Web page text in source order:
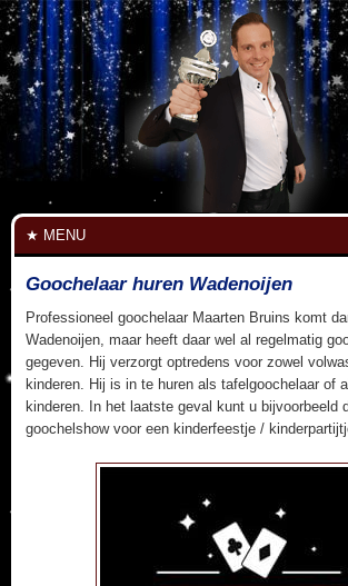
MENU
Goochelaar huren Wadenoijen
Professioneel goochelaar Maarten Bruins komt
Wadenoijen, maar heeft daar wel al regelmatig
gegeven. Hij verzorgt optredens voor zowel
kinderen. Hij is in te huren als tafelgoochelaar of
kinderen. In het laatste geval kunt u bijvoorbeeld
goochelshow voor een kinderfeestje /